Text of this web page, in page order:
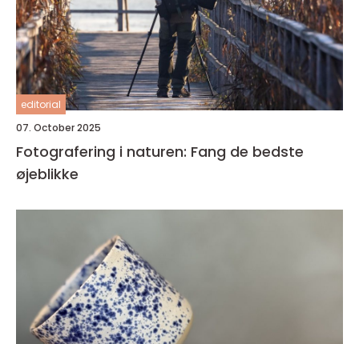
editorial
07. October 2025
Fotografering i naturen: Fang de bedste
øjeblikke